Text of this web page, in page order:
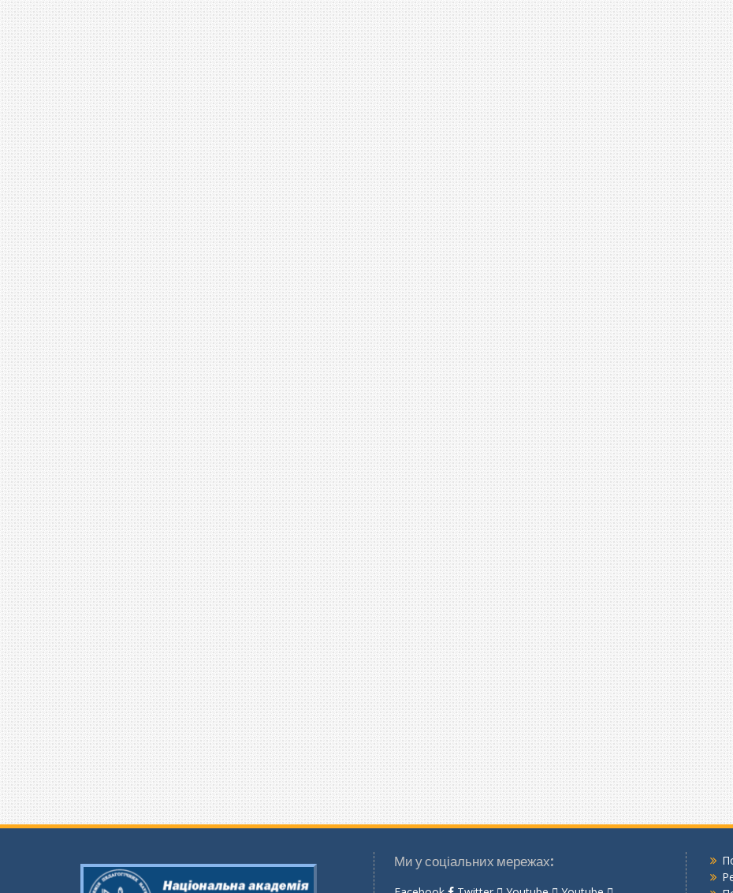
Ми у соціальних мережах: